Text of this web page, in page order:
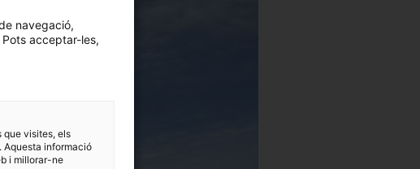
navegació,
acceptar-les,
que visites, els
Aquesta informació
i millorar-ne